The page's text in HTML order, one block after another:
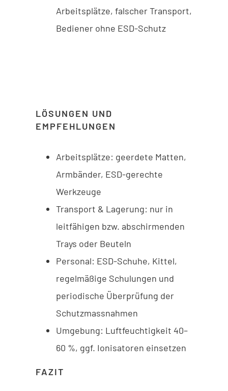
Arbeitsplätze, falscher Transport,
Bediener ohne ESD-Schutz
LÖSUNGEN UND
EMPFEHLUNGEN
Arbeitsplätze: geerdete Matten,
Armbänder, ESD-gerechte
Werkzeuge
Transport & Lagerung: nur in
leitfähigen bzw. abschirmenden
Trays oder Beuteln
Personal: ESD-Schuhe, Kittel,
regelmäßige Schulungen und
periodische Überprüfung der
Schutzmassnahmen
Umgebung: Luftfeuchtigkeit 40–
60 %, ggf. Ionisatoren einsetzen
FAZIT